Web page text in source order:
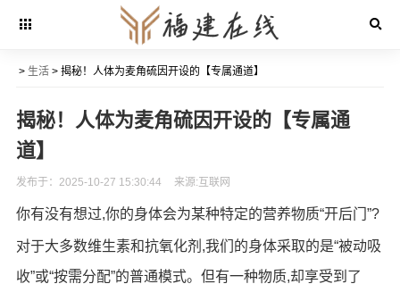
> 生活> 揭秘！人体为麦角硫因开设的【专属通道】
揭秘！人体为麦角硫因开设的【专属通
道】
发布于：2025-10-27 15:30:44 来源:互联网
你有没有想过,你的身体会为某种特定的营养物质“开后门”?
对于大多数维生素和抗氧化剂,我们的身体采取的是“被动吸
收”或“按需分配”的普通模式。但有一种物质,却享受到了